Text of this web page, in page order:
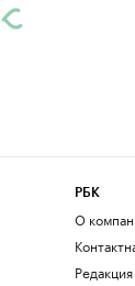
РБК
О
Редакция